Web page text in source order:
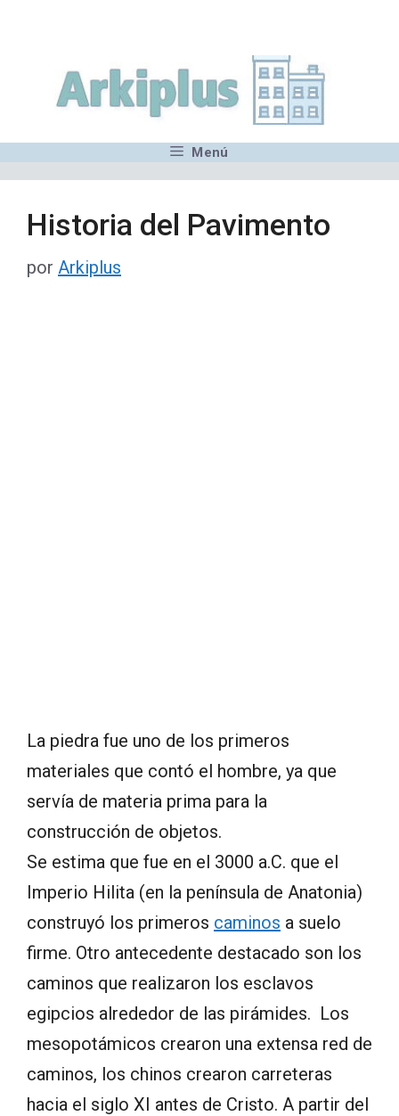
contenido
Menú
Historia del Pavimento
por Arkiplus
La piedra fue uno de los primeros
materiales que contó el hombre, ya que
servía de materia prima para la
construcción de objetos.
Se estima que fue en el 3000 a.C. que el
Imperio Hilita (en la península de Anatonia)
construyó los primeros caminos a suelo
firme. Otro antecedente destacado son los
caminos que realizaron los esclavos
egipcios alrededor de las pirámides. Los
mesopotámicos crearon una extensa red de
caminos, los chinos crearon carreteras
hacia el siglo XI antes de Cristo. A partir del